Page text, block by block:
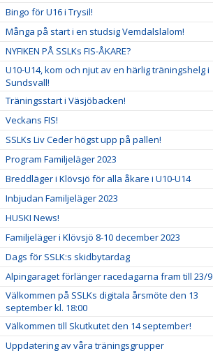
Bingo för U16 i Trysil!
Många på start i en studsig Vemdalslalom!
NYFIKEN PÅ SSLKs FIS-ÅKARE?
U10-U14, kom och njut av en härlig träningshelg i
Sundsvall!
Träningsstart i Väsjöbacken!
Veckans FIS!
SSLKs Liv Ceder högst upp på pallen!
Program Familjeläger 2023
Breddläger i Klövsjö för alla åkare i U10-U14
Inbjudan Familjeläger 2023
HUSKI News!
Familjeläger i Klövsjö 8-10 december 2023
Dags för SSLK:s skidbytardag
Alpingaraget förlänger racedagarna fram till 23/9
Välkommen på SSLKs digitala årsmöte den 13
september kl. 18:00
Välkommen till Skutkutet den 14 september!
Uppdatering av våra träningsgrupper